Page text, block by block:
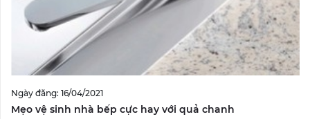
Ngày đăng: 16/04/2021
Mẹo vệ sinh nhà bếp cực hay với quả chanh